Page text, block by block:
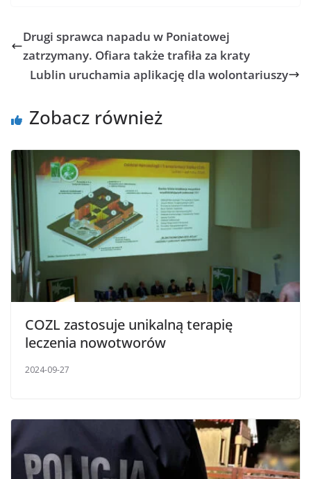
Drugi sprawca napadu w Poniatowej
zatrzymany. Ofiara także trafiła za kraty
Lublin uruchamia aplikację dla wolontariuszy
Zobacz również
COZL zastosuje unikalną terapię
leczenia nowotworów
2024-09-27